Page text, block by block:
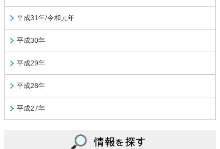
平成31年/令和元年
平成30年
平成29年
平成28年
平成27年